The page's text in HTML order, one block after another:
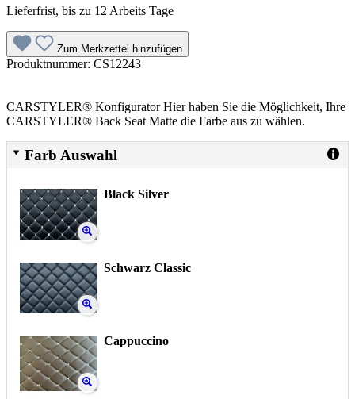
Lieferfrist, bis zu 12 Arbeits Tage
Zum Merkzettel hinzufügen
Produktnummer: CS12243
CARSTYLER® Konfigurator Hier haben Sie die Möglichkeit, Ihre
CARSTYLER® Back Seat Matte die Farbe aus zu wählen.
Farb Auswahl
Black Silver
Schwarz Classic
Cappuccino